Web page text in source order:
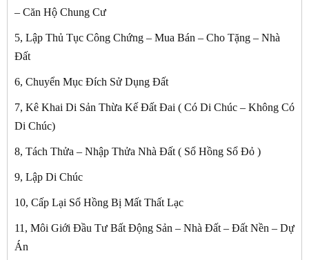
– Căn Hộ Chung Cư
5, Lập Thủ Tục Công Chứng – Mua Bán – Cho Tặng – Nhà
Đất
6, Chuyển Mục Đích Sử Dụng Đất
7, Kê Khai Di Sản Thừa Kế Đất Đai ( Có Di Chúc – Không Có
Di Chúc)
8, Tách Thửa – Nhập Thửa Nhà Đất ( Sổ Hồng Sổ Đỏ )
9, Lập Di Chúc
10, Cấp Lại Sổ Hồng Bị Mất Thất Lạc
11, Môi Giới Đầu Tư Bất Động Sản – Nhà Đất – Đất Nền – Dự
Án